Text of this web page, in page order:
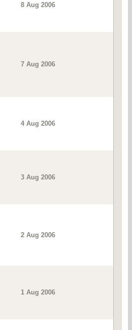
8 Aug 2006
7 Aug 2006
4 Aug 2006
3 Aug 2006
2 Aug 2006
1 Aug 2006